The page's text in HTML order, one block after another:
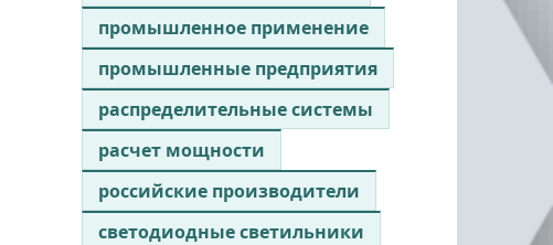
промышленное применение
промышленные предприятия
распределительные системы
расчет мощности
российские производители
светодиодные светильники